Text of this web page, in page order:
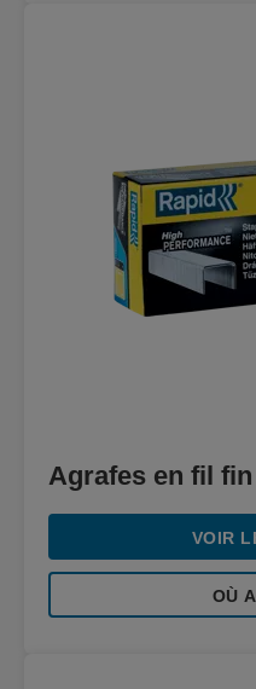
Agrafes en fil fin
VOIR
OÙ